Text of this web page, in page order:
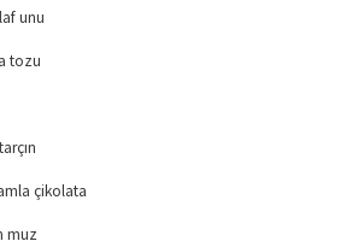
unu
tozu
çikolata
muz